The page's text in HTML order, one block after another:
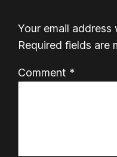
Your email
Required fields are
Comment *